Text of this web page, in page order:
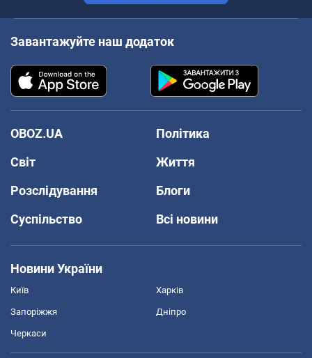
Завантажуйте наш додаток
OBOZ.UA
Політика
Світ
Життя
Розслідування
Блоги
Суспільство
Всі новини
Новини України
Київ Харків
Запоріжжя Дніпро
Черкаси